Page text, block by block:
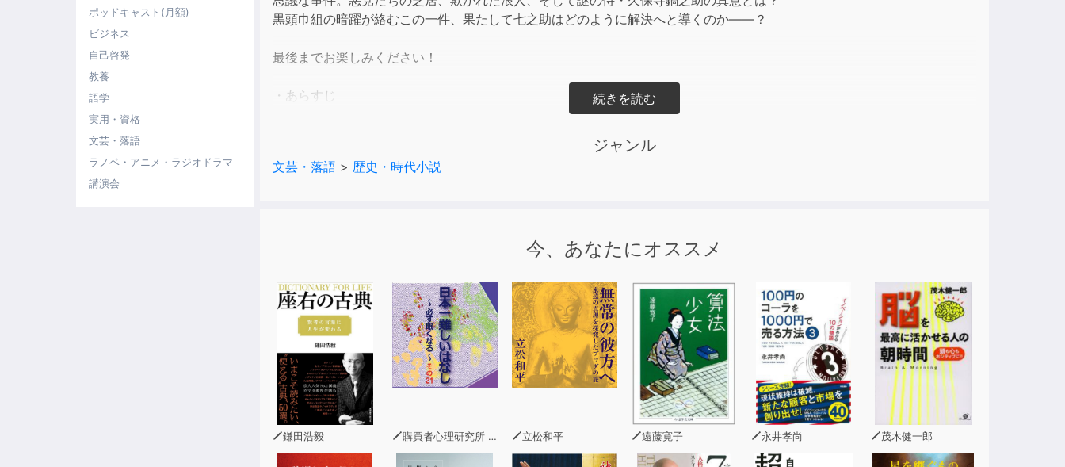
ポッドキャスト(月額)
ビジネス
自己啓発
教養
語学
実用・資格
文芸・落語
ラノベ・アニメ・ラジオドラマ
講演会
黒頭巾組の暗躍が絡むこの一件、果たして七之助はどのように解決へと導くのか——？
最後までお楽しみください！
・あらすじ
満月の夜、小名木川の川べりで身投げしようとした娘を偶然助けた七之助。彼女の素性を探るうちに、ある浪人・早川軍記
軍記は、ある日突然 "信州飯田藩の大名の落胤（らくいん）" であると告げられ、大金とともに迎えの使者が現れたという。
担いだ"侍"久保寺鍋之助、そして小名木川で娘を助けた駕籠舁・辰吉の意外な正体が明らかになり、物語は思わぬ方向へと
展開していく。
そして最後に判明するのは、この事件の背後に暗躍していた黒頭巾組と、その首領・青木弥太郎の驚くべき企みだった。
七之助は果たして、この "さかさ天一坊" 事件を見事解決することができるのか――？
・登場人物一覧
ジャンル
文芸・落語 > 歴史・時代小説
今、あなたにオススメ
鎌田浩毅 購買者心理研究所 株式会社モデンナ 顧問 青木幹和 立松和平 遠藤寛子 永井孝尚 茂木健一郎